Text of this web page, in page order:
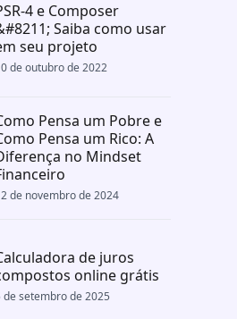
4 e Composer
Saiba como usar
seu projeto
de outubro de 2022
Pensa um Pobre e
Pensa um Rico: A
no Mindset
de novembro de 2024
de juros
online grátis
de setembro de 2025